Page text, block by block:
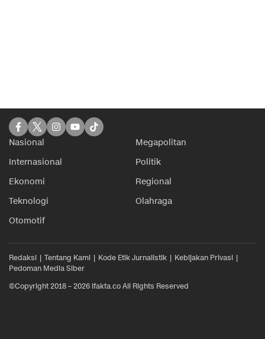
Nasional
Megapolitan
Internasional
Politik
Ekonomi
Regional
Teknologi
Olahraga
Otomotif
Redaksi Tentang Kami Kode Etik Jurnalistik
Kebijakan Privasi
Pedoman Media Siber
©Copyright 2018 – 2026 ifakta.co All Rights Reserved